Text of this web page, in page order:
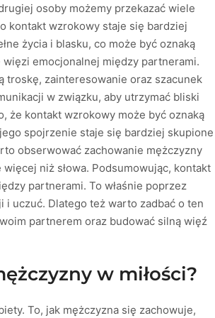
osoby możemy przekazać wiele
kontakt wzrokowy staje się bardziej
życia i blasku, co może być oznaką
emocjonalnej między partnerami.
troskę, zainteresowanie oraz szacunek
w związku, aby utrzymać bliski
że kontakt wzrokowy może być oznaką
spojrzenie staje się bardziej skupione
obserwować zachowanie mężczyzny
niż słowa. Podsumowując, kontakt
partnerami. To właśnie poprzez
uczuć. Dlatego też warto zadbać o ten
partnerem oraz budować silną więź
w miłości?
To, jak mężczyzna się zachowuje,